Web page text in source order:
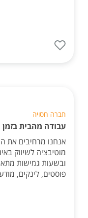
חברה חסויה
עבודה מהבית בזמן
אנחנו מרחיבים את
מוטיבציה לשיווק
ובשעות גמישות
פוסטים, לינקים,